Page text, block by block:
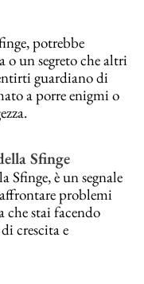
potrebbe
o un segreto che altri
guardiano di
a porre enigmi o
Sfinge
Sfinge, è un segnale
problemi
che stai facendo
crescita e